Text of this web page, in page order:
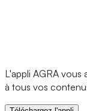
L'appli AGRA
à tous vos